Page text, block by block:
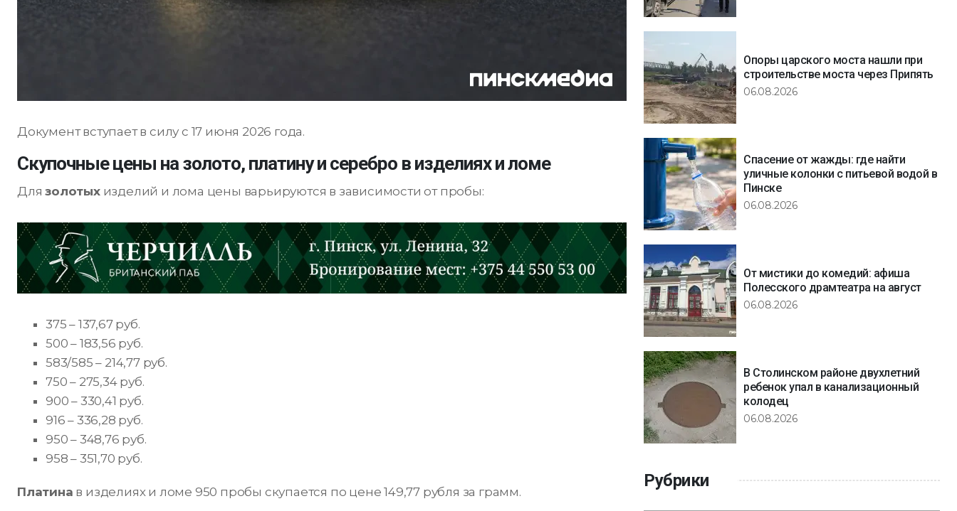
Документ вступает в силу с 17 июня 2026 года.
Скупочные цены на золото, платину и серебро в изделиях и ломе
Длязолотыхизделий и лома цены варьируются в зависимости от пробы:
375 – 137,67 руб.
500 – 183,56 руб.
583/585 – 214,77 руб.
750 – 275,34 руб.
900 – 330,41 руб.
916 – 336,28 руб.
950 – 348,76 руб.
958 – 351,70 руб.
Платина в изделиях и ломе 950 пробы скупается по цене 149,77 рубля за грамм.
Опоры царского моста нашли при
строительстве моста через Припять
06.08.2026
Спасение от жажды: где найти
уличные колонки с питьевой водой в
Пинске
06.08.2026
От мистики до комедий: афиша
Полесского драмтеатра на август
06.08.2026
В Столинском районе двухлетний
ребенок упал в канализационный
колодец
06.08.2026
Рубрики